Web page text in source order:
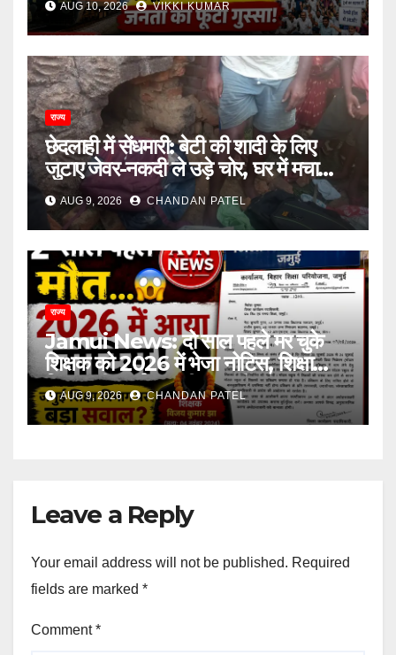
AUG 10, 2026 VIKKI KUMAR
राज्य
छेदलाही में सेंधमारी: बेटी की शादी के लिए
जुटाए जेवर-नकदी ले उड़े चोर, घर में मचा
कोहराम
AUG 9, 2026 CHANDAN PATEL
राज्य
Jamui News: दो साल पहले मर चुके
शिक्षक को 2026 में भेजा नोटिस, शिक्षा
विभाग की कार्यप्रणाली पर गंभीर सवाल
AUG 9, 2026 CHANDAN PATEL
Leave a Reply
Your email address will not be published. Required
fields are marked *
Comment*